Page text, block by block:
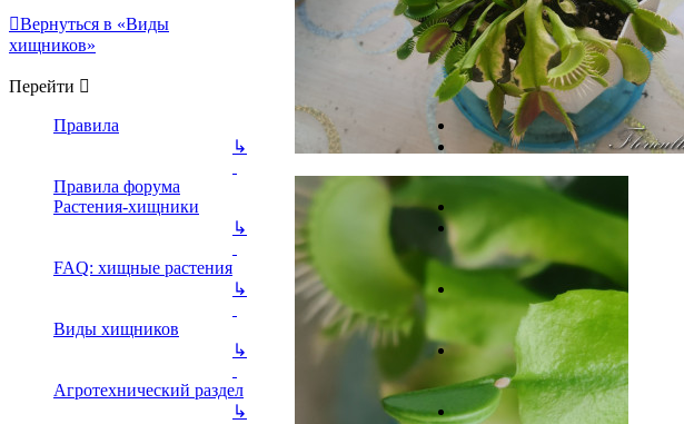
Вернуться в «Виды
хищников»
Перейти
Правила
↳
Правила форума
Растения-хищники
↳
FAQ: хищные растения
↳
Виды хищников
↳
Агротехнический раздел
↳